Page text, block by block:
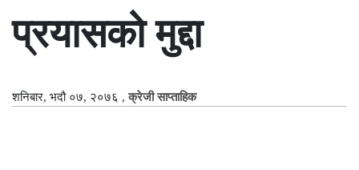
प्रयासको मुद्दा
शनिबार, भदौ ०७, २०७६ ,क्रेजी साप्ताहिक